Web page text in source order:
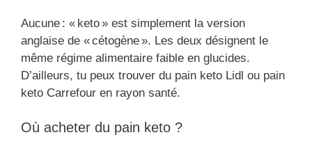
Aucune : « keto » est simplement la version
anglaise de « cétogène ». Les deux désignent le
même régime alimentaire faible en glucides.
D’ailleurs, tu peux trouver du pain keto Lidl ou pain
keto Carrefour en rayon santé.
Où acheter du pain keto ?